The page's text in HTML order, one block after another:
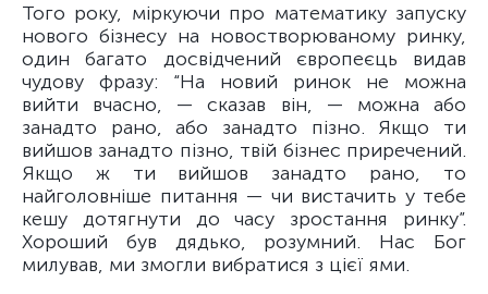
Того року, міркуючи про математику запуску
нового бізнесу на новостворюваному ринку,
один багато досвідчений європеєць видав
чудову фразу: “На новий ринок не можна
вийти вчасно, — сказав він, — можна або
занадто рано, або занадто пізно. Якщо ти
вийшов занадто пізно, твій бізнес приречений.
Якщо ж ти вийшов занадто рано, то
найголовніше питання — чи вистачить у тебе
кешу дотягнути до часу зростання ринку”.
Хороший був дядько, розумний. Нас Бог
милував, ми змогли вибратися з цієї ями.